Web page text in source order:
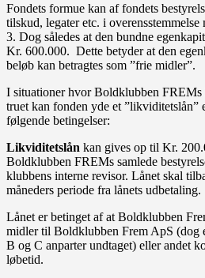
Fondets formue kan af fondets
tilskud, legater etc. i
3. Dog således at den bundne
Kr. 600.000. Dette betyder at den
beløb kan betragtes som ”frie midler”.
I situationer hvor Boldklubben FREMs
truet kan fonden yde et ”likviditetslån”
følgende betingelser:
Likviditetslån kan gives op til Kr.
Boldklubben FREMs samlede
klubbens interne revisor. Lånet skal
måneders periode fra lånets udbetaling.
Lånet er betinget af at Boldklubben
midler til Boldklubben Frem ApS (dog
B og C anparter undtaget) eller andet
løbetid.